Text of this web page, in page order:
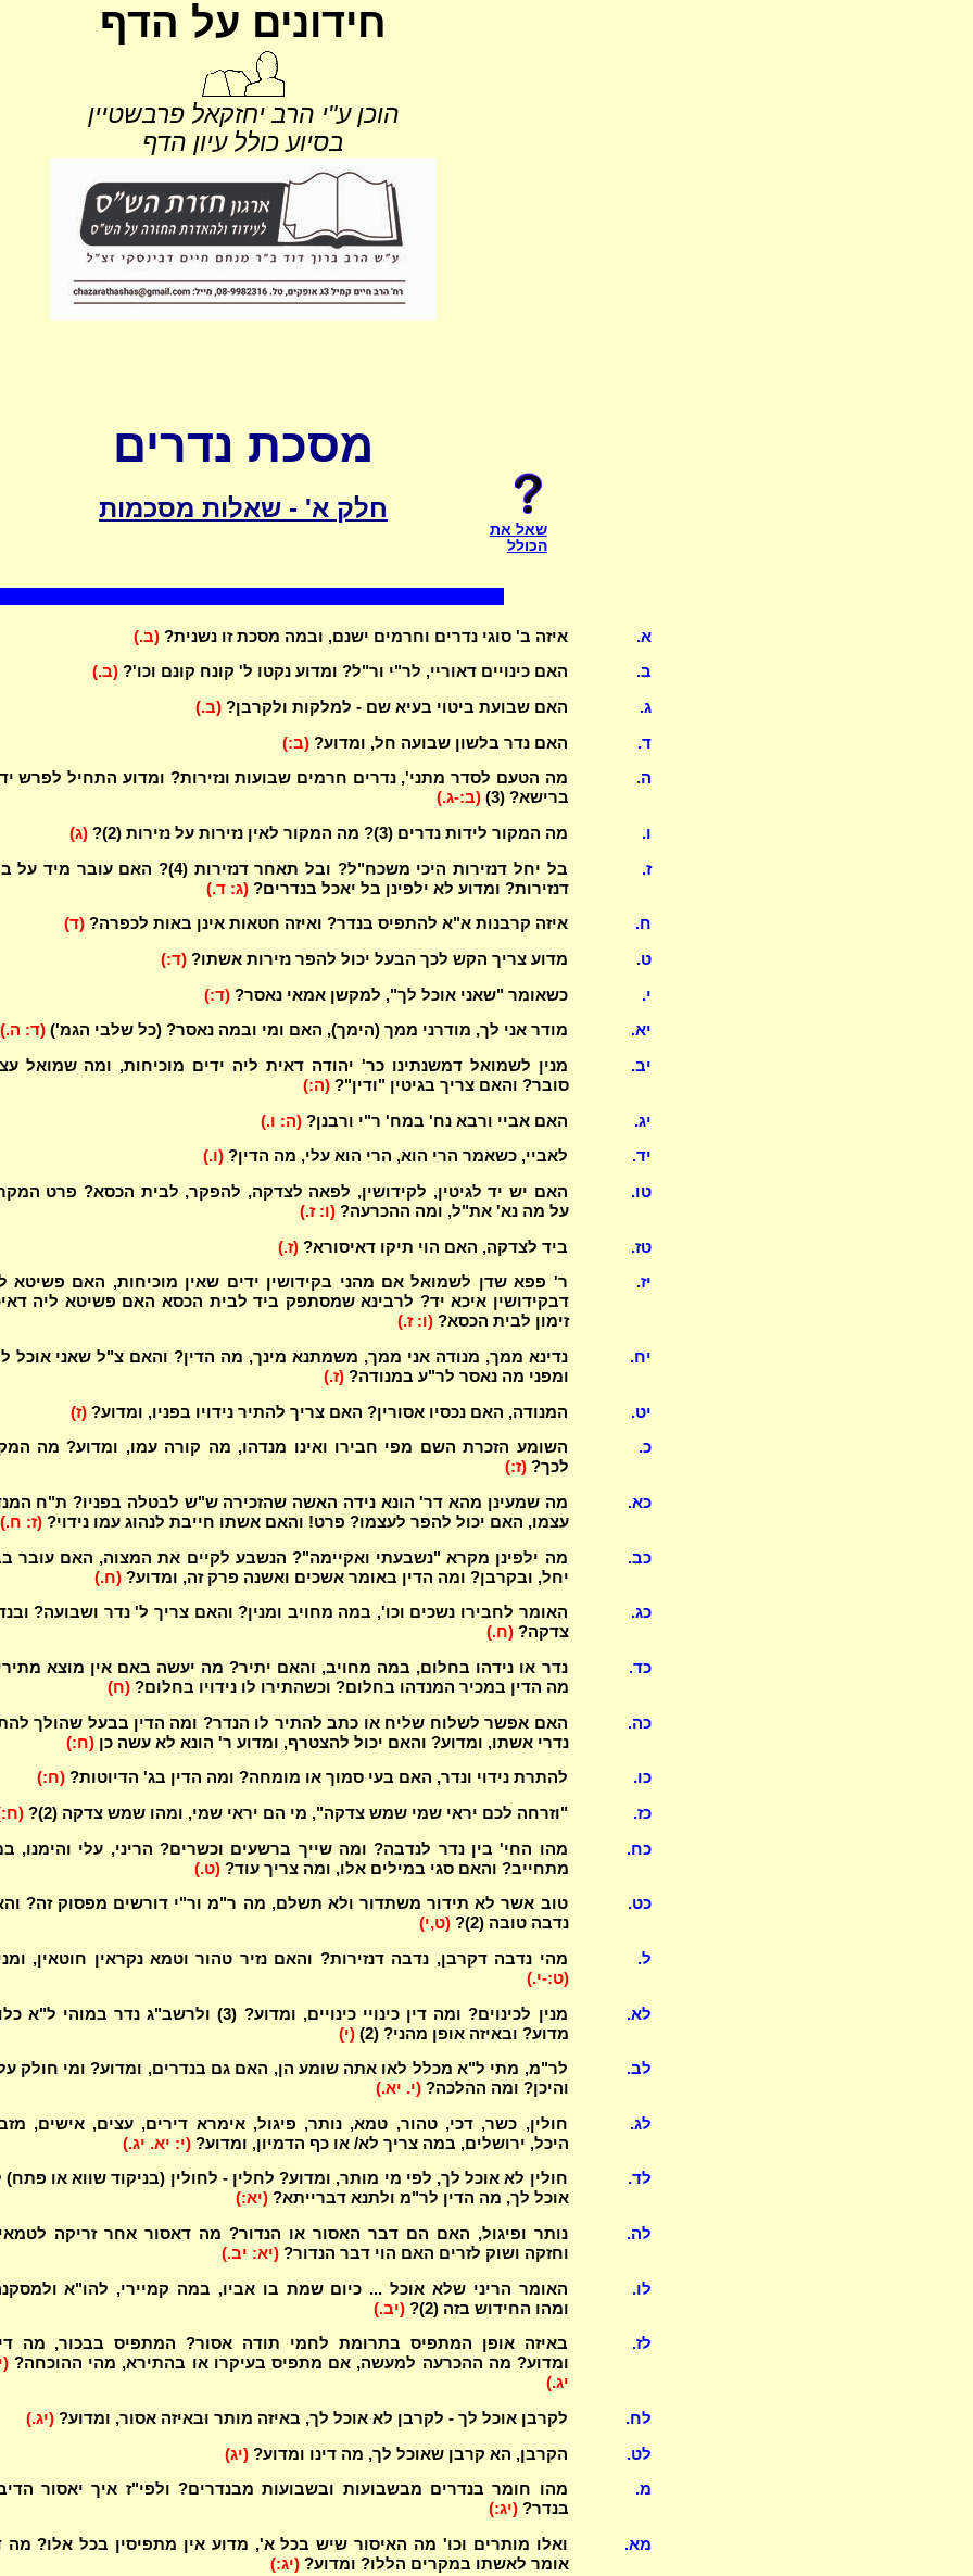
חידונים על הדף
הוכן ע"י הרב יחזקאל פרבשטיין
בסיוע כולל עיון הדף
מסכת נדרים
חלק א' - שאלות מסכמות
שאל את
הכולל
א. איזה ב' סוגי נדרים וחרמים ישנם, ובמה מסכת זו נשנית?(ב.)
ב. האם כינויים דאוריי, לר"י ור"ל? ומדוע נקטו ל' קונח קונם וכו'?(ב.)
ג. האם שבועת ביטוי בעיא שם - למלקות ולקרבן?(ב.)
ד. האם נדר בלשון שבועה חל, ומדוע?(ב:)
ה.
מה הטעם לסדר מתני', נדרים חרמים שבועות ונזירות? ומדוע התחיל לפרש
ברישא? (3)
(ב:-ג.)
ו. מה המקור לידות נדרים (3)? מה המקור לאין נזירות על נזירות (2)? (ג)
ז.
בל יחל דנזירות היכי משכח"ל? ובל תאחר דנזירות (4)? האם עובר
דנזירות? ומדוע לא ילפינן בל יאכל בנדרים? (ג: ד.)
ח. איזה קרבנות א"א להתפיס בנדר? ואיזה חטאות אינן באות לכפרה?(ד)
ט. מדוע צריך הקש לכך הבעל יכול להפר נזירות אשתו?(ד:)
י. כשאומר "שאני אוכל לך", למקשן אמאי נאסר?(ד:)
יא. מודר אני לך, מודרני ממך (הימך), האם ומי ובמה נאסר? (כל שלבי הגמ')(ד: ה.)
יב.
מנין לשמואל דמשנתינו כר' יהודה דאית ליה ידים מוכיחות, ומה שמואל
סובר? והאם צריך בגיטין "ודין"? (ה:)
יג. האם אביי ורבא נח' במח' ר"י ורבנן?(ה: ו.)
יד. לאביי, כשאמר הרי הוא, הרי הוא עלי, מה הדין?(ו.)
טו.
האם יש יד לגיטין, לקידושין, לפאה לצדקה, להפקר, לבית הכסא? פרט
על מה נא' את"ל, ומה ההכרעה? (ו: ז.)
טז. ביד לצדקה, האם הוי תיקו דאיסורא?(ז.)
יז.
ר' פפא שדן לשמואל אם מהני בקידושין ידים שאין מוכיחות, האם פשיטא
דבקידושין איכא יד? לרבינא שמסתפק ביד לבית הכסא האם פשיטא ליה
זימון לבית הכסא? (ו: ז.)
יח.
נדינא ממך, מנודה אני ממך, משמתנא מינך, מה הדין? והאם צ"ל שאני אוכל
ומפני מה נאסר לר"ע במנודה? (ז.)
יט. המנודה, האם נכסיו אסורין? האם צריך להתיר נידויו בפניו, ומדוע?(ז)
כ.
השומע הזכרת השם מפי חבירו ואינו מנדהו, מה קורה עמו, ומדוע? מה
לכך? (ז:)
כא.
מה שמעינן מהא דר' הונא נידה האשה שהזכירה ש"ש לבטלה בפניו? ת"ח
עצמו, האם יכול להפר לעצמו? פרט! והאם אשתו חייבת לנהוג עמו נידוי? (ז: ח.)
כב.
מה ילפינן מקרא "נשבעתי ואקיימה"? הנשבע לקיים את המצוה, האם עובר
יחל, ובקרבן? ומה הדין באומר אשכים ואשנה פרק זה, ומדוע? (ח.)
כג.
האומר לחבירו נשכים וכו', במה מחויב ומנין? והאם צריך ל' נדר ושבועה?
צדקה? (ח.)
כד.
נדר או נידהו בחלום, במה מחויב, והאם יתיר? מה יעשה באם אין מוצא
מה הדין במכיר המנדהו בחלום? וכשהתירו לו נידויו בחלום? (ח)
כה.
האם אפשר לשלוח שליח או כתב להתיר לו הנדר? ומה הדין בבעל שהולך
נדרי אשתו, ומדוע? והאם יכול להצטרף, ומדוע ר' הונא לא עשה כן (ח:)
כו. להתרת נידוי ונדר, האם בעי סמוך או מומחה? ומה הדין בג' הדיוטות?(ח:)
כז. "וזרחה לכם יראי שמי שמש צדקה", מי הם יראי שמי, ומהו שמש צדקה (2)?
כח.
מהו החי' בין נדר לנדבה? ומה שייך ברשעים וכשרים? הריני, עלי והימנו,
מתחייב? והאם סגי במילים אלו, ומה צריך עוד? (ט.)
כט.
טוב אשר לא תידור משתדור ולא תשלם, מה ר"מ ור"י דורשים מפסוק זה?
נדבה טובה (2)?
(ט,י)
ל.
מהי נדבה דקרבן, נדבה דנזירות? והאם נזיר טהור וטמא נקראין חוטאין,
(ט:-י.)
לא.
מנין לכינוים? ומה דין כינויי כינויים, ומדוע? (3) ולרשב"ג נדר במוהי
מדוע? ובאיזה אופן מהני? (2)
(י)
לב.
לר"מ, מתי ל"א מכלל לאו אתה שומע הן, האם גם בנדרים, ומדוע? ומי חולק
והיכן? ומה ההלכה? (י. יא.)
לג.
חולין, כשר, דכי, טהור, טמא, נותר, פיגול, אימרא דירים, עצים, אישים,
היכל, ירושלים, במה צריך לא/ או כף הדמיון, ומדוע? (י: יא. יג.)
לד.
חולין לא אוכל לך, לפי מי מותר, ומדוע? לחלין - לחולין (בניקוד שווא או פתח)
אוכל לך, מה הדין לר"מ ולתנא דברייתא? (יא:)
לה.
נותר ופיגול, האם הם דבר האסור או הנדור? מה דאסור אחר זריקה
וחזקה ושוק לזרים האם הוי דבר הנדור? (יא: יב.)
לו.
האומר הריני שלא אוכל ... כיום שמת בו אביו, במה קמיירי, להו"א
ומהו החידוש בזה (2)?
(יב.)
לז.
באיזה אופן המתפיס בתרומת לחמי תודה אסור? המתפיס בבכור, מה
ומדוע? מה ההכרעה למעשה, אם מתפיס בעיקרו או בהתירא, מהי ההוכחה?
יג.)
לח. לקרבן אוכל לך - לקרבן לא אוכל לך, באיזה מותר ובאיזה אסור, ומדוע?(יג.)
לט. הקרבן, הא קרבן שאוכל לך, מה דינו ומדוע?(יג)
מ.
מהו חומר בנדרים מבשבועות ובשבועות מבנדרים? ולפי"ז איך יאסור
בנדר? (יג:)
מא.
ואלו מותרים וכו' מה האיסור שיש בכל א', מדוע אין מתפיסין בכל אלו? מה
אומר לאשתו במקרים הללו? ומדוע? (יג:)